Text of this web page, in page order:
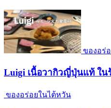
ของอร่
Luigi เนื้อวากิวญี่ปุ่นแท้ ใน
ของอร่อยในไต้หวัน